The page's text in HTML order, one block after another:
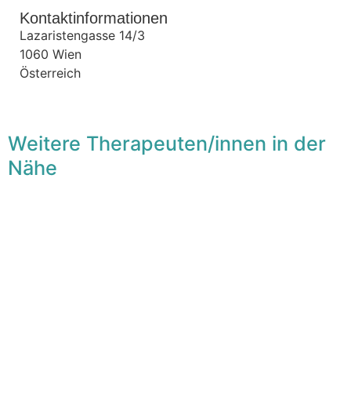
Kontaktinformationen
Lazaristengasse 14/3
1060 Wien
Österreich
Weitere Therapeuten/innen in der
Nähe